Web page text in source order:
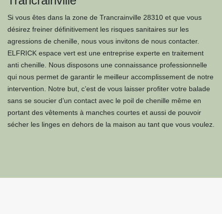
Si vous êtes dans la zone de Trancrainville 28310 et que vous
désirez freiner définitivement les risques sanitaires sur les
agressions de chenille, nous vous invitons de nous contacter.
ELFRICK espace vert est une entreprise experte en traitement
anti chenille. Nous disposons une connaissance professionnelle
qui nous permet de garantir le meilleur accomplissement de notre
intervention. Notre but, c’est de vous laisser profiter votre balade
sans se soucier d’un contact avec le poil de chenille même en
portant des vêtements à manches courtes et aussi de pouvoir
sécher les linges en dehors de la maison au tant que vous voulez.